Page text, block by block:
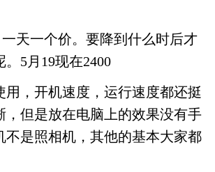
天一个价。要降到什么时后才
5月19现在2400
用，开机速度，运行速度都还挺
，但是放在电脑上的效果没有手
不是照相机，其他的基本大家都